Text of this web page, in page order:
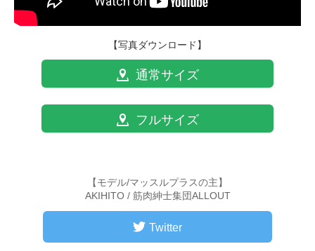
【写真ダウンロード】
通常サイズ
フルサイズ
【モデル/マッスルプラスの主】
AKIHITO / 筋肉紳士集団ALLOUT
Twitter